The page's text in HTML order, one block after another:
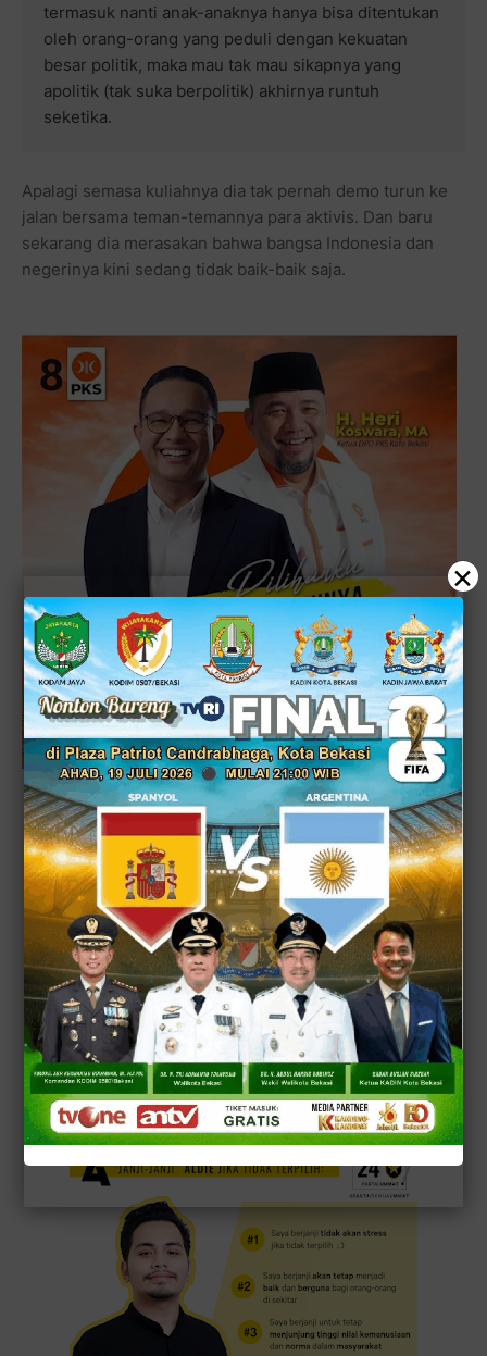
termasuk nanti anak-anaknya hanya bisa ditentukan
oleh orang-orang yang peduli dengan kekuatan
besar politik, maka mau tak mau sikapnya yang
apolitik (tak suka berpolitik) akhirnya runtuh
seketika.
Apalagi semasa kuliahnya dia tak pernah demo turun ke
jalan bersama teman-temannya para aktivis. Dan baru
sekarang dia merasakan bahwa bangsa Indonesia dan
negerinya kini sedang tidak baik-baik saja.
ads by bksOL
“Saya harus harus berubah secara revolusioner
dalam sudut pandang saya terhadap politik setelah
ibu bapak saya secara tidak langsung mengajarkan
saya betapa pentingnya kekuatan politik bagi setiap
anak bangsa ini, jika mau hidup yang memang
betul-betul bisa dikatakan sejahtera,” ujarnya
sepekan silam di kediaman nya di Kebon Jeruk,
Jakarta Barat.
×